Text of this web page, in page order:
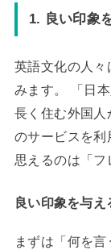
1. 良い印象
英語文化の人
みます。 「日
長く住む外国人
のサービスを利
思えるのは「フ
良い印象を与え
まずは「何を